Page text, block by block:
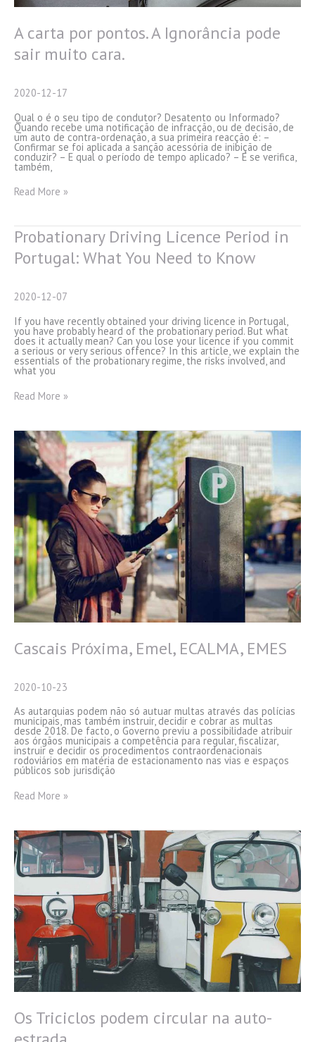
A carta por pontos. A Ignorância pode
sair muito cara.
2020-12-17
Qual o é o seu tipo de condutor? Desatento ou Informado?
Quando recebe uma notificação de infracção, ou de decisão, de
um auto de contra-ordenação, a sua primeira reacção é: –
Confirmar se foi aplicada a sanção acessória de inibição de
conduzir? – E qual o período de tempo aplicado? – E se verifica,
também,
A
A
Ignorância
pode
sair
Read More »
Probationary Driving Licence Period in
Portugal: What You Need to Know
2020-12-07
If you have recently obtained your driving licence in Portugal,
you have probably heard of the probationary period. But what
does it actually mean? Can you lose your licence if you commit
a serious or very serious offence? In this article, we explain the
essentials of the probationary regime, the risks involved, and
what you
Probationary
in
Portugal:
What
You
to
Know
Read More »
Cascais Próxima, Emel, ECALMA, EMES
2020-10-23
As autarquias podem não só autuar multas através das polícias
municipais, mas também instruir, decidir e cobrar as multas
desde 2018. De facto, o Governo previu a possibilidade atribuir
aos órgãos municipais a competência para regular, fiscalizar,
instruir e decidir os procedimentos contraordenacionais
rodoviários em matéria de estacionamento nas vias e espaços
públicos sob jurisdição
Cascais
EMES
Read More »
Os Triciclos podem circular na auto-